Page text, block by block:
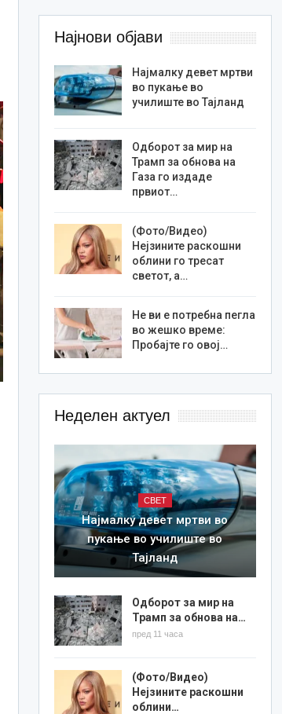
Најнови објави
Најмалку девет мртви
во пукање во
училиште во Тајланд
Одборот за мир на
Трамп за обнова на
Газа го издаде
првиот…
(Фото/Видео)
Нејзините раскошни
облини го тресат
светот, а…
Не ви е потребна пегла
во жешко време:
Пробајте го овој…
Неделен актуел
СВЕТ
Најмалку девет мртви во
пукање во училиште во
Тајланд
Одборот за мир на
Трамп за обнова на…
пред 11 часа
(Фото/Видео)
Нејзините раскошни
облини…